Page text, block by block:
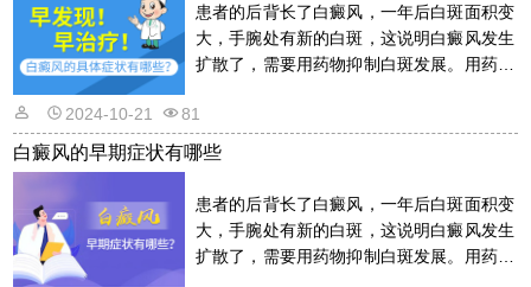
患者的后背长了白癜风，一年后白斑面积变
大，手腕处有新的白斑，这说明白癜风发生
扩散了，需要用药物抑制白斑发展。用药物
其反。详情请看文章介绍内容。
2024-10-21 81
白癜风的早期症状有哪些
患者的后背长了白癜风，一年后白斑面积变
大，手腕处有新的白斑，这说明白癜风发生
扩散了，需要用药物抑制白斑发展。用药物